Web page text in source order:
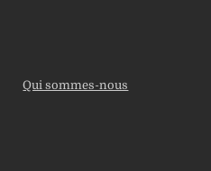
Qui sommes-nous